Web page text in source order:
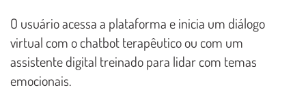
O usuário acessa a plataforma e inicia um diálogo
virtual com o chatbot terapêutico ou com um
assistente digital treinado para lidar com temas
emocionais.